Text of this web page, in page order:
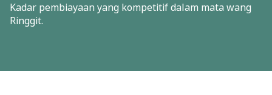
Kadar pembiayaan yang kompetitif dalam mata wang
Ringgit.